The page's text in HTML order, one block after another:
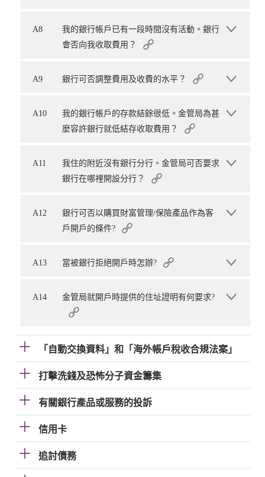
A8
我的銀行帳戶已有一段時間沒有活動。銀行
會否向我收取費用？
A9 銀行可否調整費用及收費的水平？
A10
我的銀行帳戶的存款結餘很低。金管局為甚
麼容許銀行就低結存收取費用？
A11
我住的附近沒有銀行分行。金管局可否要求
銀行在哪裡開設分行？
A12
銀行可否以購買財富管理/保險產品作為客
戶開戶的條件?
A13 當被銀行拒絕開戶時怎辦?
A14 金管局就開戶時提供的住址證明有何要求?
「自動交換資料」和「海外帳戶稅收合規法案」
打擊洗錢及恐怖分子資金籌集
有關銀行產品或服務的投訴
信用卡
追討債務